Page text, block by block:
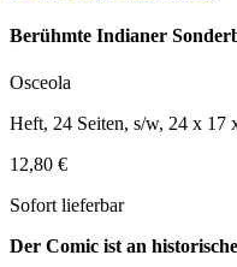
Berühmte Indianer
Osceola
Heft, 24 Seiten, s/w, 24 x 17
12,80 €
Sofort lieferbar
Der Comic ist an